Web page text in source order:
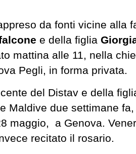
da fonti vicine alla
e della figlia
mattina alle 11, nella
Pegli, in forma privata.
del Distav e della
Maldive due settimane
maggio, a Genova.
recitato il rosario.